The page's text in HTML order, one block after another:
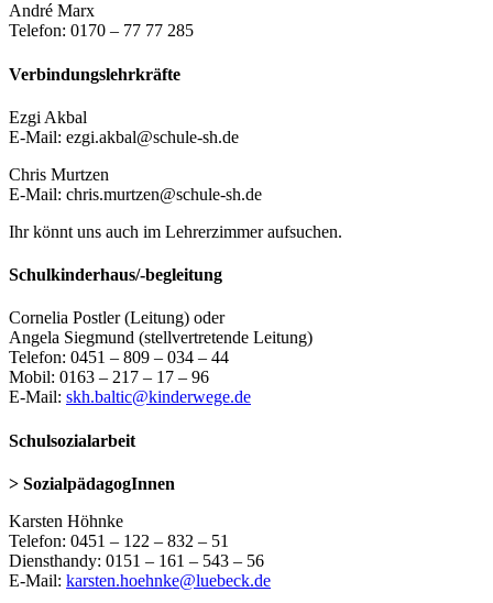
André Marx
Telefon: 0170 – 77 77 285
Verbindungslehrkräfte
Ezgi Akbal
E-Mail: ezgi.akbal@schule-sh.de
Chris Murtzen
E-Mail: chris.murtzen@schule-sh.de
Ihr könnt uns auch im Lehrerzimmer aufsuchen.
Schulkinderhaus/-begleitung
Cornelia Postler (Leitung) oder
Angela Siegmund (stellvertretende Leitung)
Telefon: 0451 – 809 – 034 – 44
Mobil: 0163 – 217 – 17 – 96
E-Mail: skh.baltic@kinderwege.de
Schulsozialarbeit
> SozialpädagogInnen
Karsten Höhnke
Telefon: 0451 – 122 – 832 – 51
Diensthandy: 0151 – 161 – 543 – 56
E-Mail: karsten.hoehnke@luebeck.de